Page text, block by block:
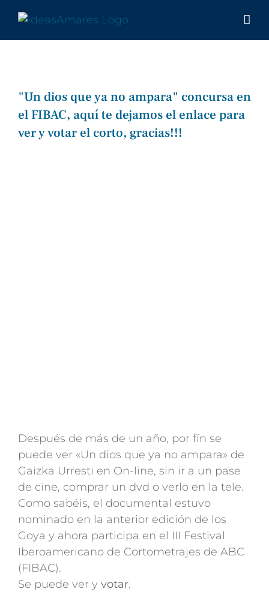
contenido
"Un dios que ya no ampara" concursa en
el FIBAC, aquí te dejamos el enlace para
ver y votar el corto, gracias!!!
Después de más de un año, por fín se
puede ver «Un dios que ya no ampara» de
Gaizka Urresti en On-line, sin ir a un pase
de cine, comprar un dvd o verlo en la tele.
Como sabéis, el documental estuvo
nominado en la anterior edición de los
Goya y ahora participa en el III Festival
Iberoamericano de Cortometrajes de ABC
(FIBAC).
Se puede ver y votar.